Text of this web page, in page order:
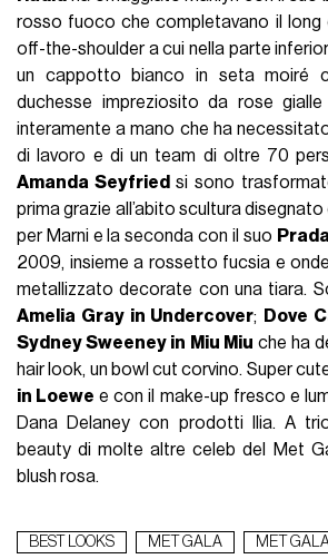
rosso fuoco che completavano il
off-the-shoulder a cui nella parte
un cappotto bianco in seta moiré
duchesse impreziosito da rose
interamente a mano che ha
di lavoro e di un team di oltre 70
Amanda Seyfried si sono
prima grazie all’abito scultura
per Marni e la seconda con il suo Prada
2009, insieme a rossetto fucsia e
metallizzato decorate con una tiara.
Amelia Gray in Undercover; Dove
Sydney Sweeney in Miu Miu che ha
hair look, un bowl cut corvino. Super
in Loewe e con il make-up fresco e
Dana Delaney con prodotti Ilia. A
beauty di molte altre celeb del Met
blush rosa.
BEST LOOKS MET GALA
MET